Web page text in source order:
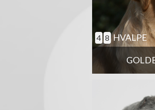
4 8 HVALPE